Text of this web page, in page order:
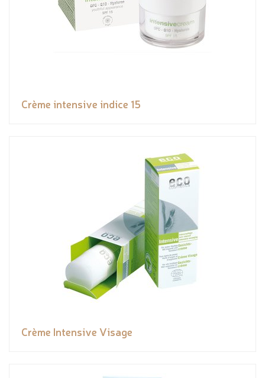
Crème intensive indice 15
Crème Intensive Visage